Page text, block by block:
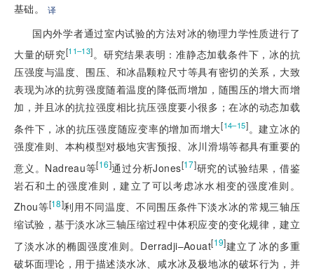
基础。
译
国内外学者通过室内试验的方法对冰的物理力学性质进行了
大量的研究[11–13]。研究结果表明：准静态加载条件下，冰的抗
压强度与温度、围压、和冰晶颗粒尺寸等具有密切的关系，大致
表现为冰的抗剪强度随着温度的降低而增加，随围压的增大而增
加，并且冰的抗拉强度相比抗压强度要小很多；在冰的动态加载
条件下，冰的抗压强度随应变率的增加而增大[14–15]。建立冰的
强度准则、本构模型对极地灾害预报、冰川滑塌等都具有重要的
意义。Nadreau等[16]通过分析Jones[17]研究的试验结果，借鉴
岩石和土的强度准则，建立了可以考虑冰水相变的强度准则。
Zhou等[18]利用不同温度、不同围压条件下淡水冰的常规三轴压
缩试验，基于淡水冰三轴压缩过程中体积应变的变化规律，建立
了淡水冰的椭圆强度准则。Derradji–Aouat[19]建立了冰的多重
破坏面理论，用于描述淡水冰、咸水冰及极地冰的破坏行为，并